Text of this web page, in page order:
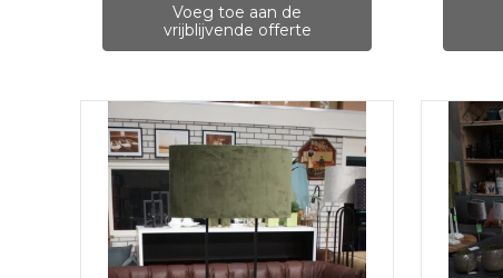
Voeg toe aan de
vrijblijvende offerte